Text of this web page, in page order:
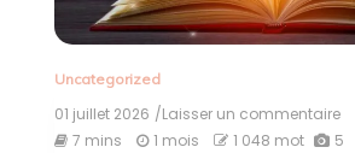
Uncategorized
01 juillet 2026 /Laisser un commentaireon
7 mins 1 mois 1 048 mot 5